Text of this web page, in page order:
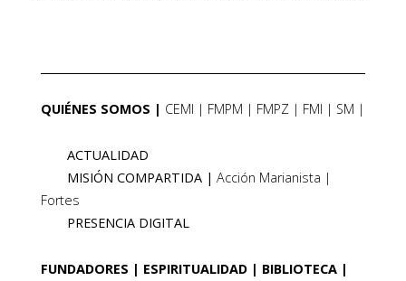
QUIÉNES SOMOS CEMI FMPM FMPZ FMI SM
ACTUALIDAD
MISIÓN COMPARTIDA
Acción Marianista
Fortes
PRESENCIA DIGITAL
FUNDADORES ESPIRITUALIDAD
BIBLIOTECA